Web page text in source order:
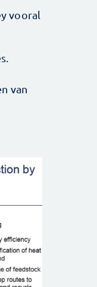
vooral
van